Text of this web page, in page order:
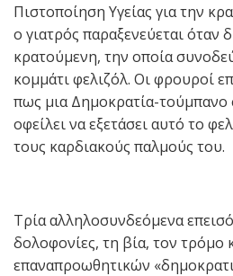
Πιστοποίηση Υγείας για την
ο γιατρός παραξενεύεται όταν
κρατούμενη, την οποία
κομμάτι φελιζόλ. Οι φρουροί
πως μια Δημοκρατία-τούμπανο
οφείλει να εξετάσει αυτό το
τους καρδιακούς παλμούς του.
Τρία αλληλοσυνδεόμενα
δολοφονίες, τη βία, τον τρόμο
επαναπροωθητικών